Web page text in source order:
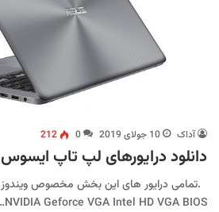
آداک 10 جولای 2019 0
212
دانلود درایورهای لپ تاپ ایسوس X510UQ
NVIDIA Geforce VGA Intel HD VGA BIOS…